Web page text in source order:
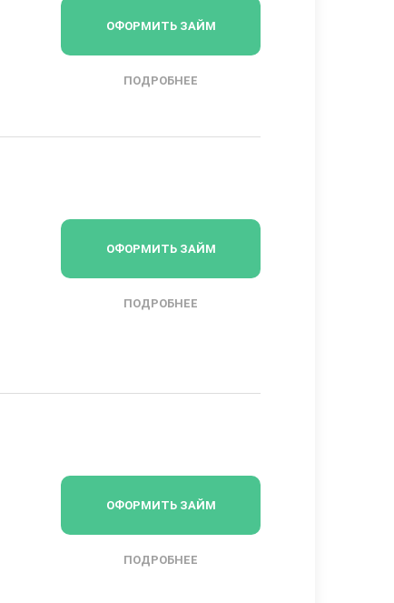
ОФОРМИТЬ ЗАЙМ
ПОДРОБНЕЕ
ОФОРМИТЬ ЗАЙМ
ПОДРОБНЕЕ
ОФОРМИТЬ ЗАЙМ
ПОДРОБНЕЕ